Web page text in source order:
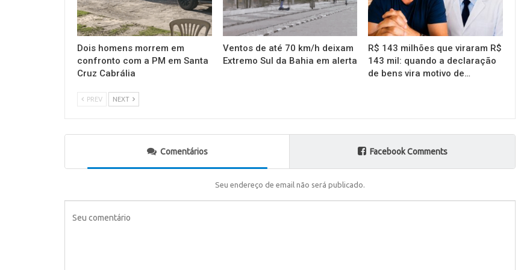
Dois homens morrem em
confronto com a PM em Santa
Cruz Cabrália
Ventos de até 70 km/h deixam
Extremo Sul da Bahia em alerta
R$ 143 milhões que viraram R$
143 mil: quando a declaração
de bens vira motivo de…
PREV NEXT
Comentários Facebook Comments
Seu endereço de email não será publicado.